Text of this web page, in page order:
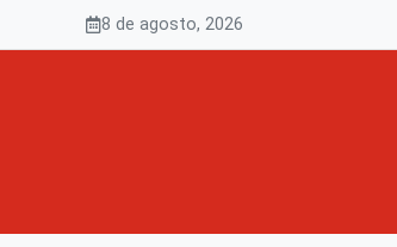
8 de agosto, 2026